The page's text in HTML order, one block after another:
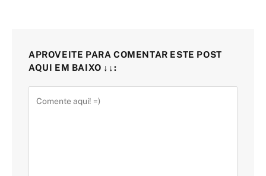
APROVEITE PARA COMENTAR ESTE POST
AQUI EM BAIXO ↓↓: